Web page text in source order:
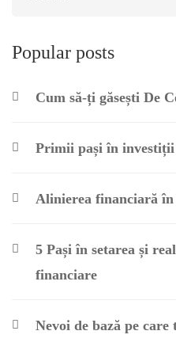
Popular posts
Cum să-ți găsești De
Primii pași în investiții
Alinierea financiară
5 Pași în setarea și
financiare
Nevoi de bază pe care